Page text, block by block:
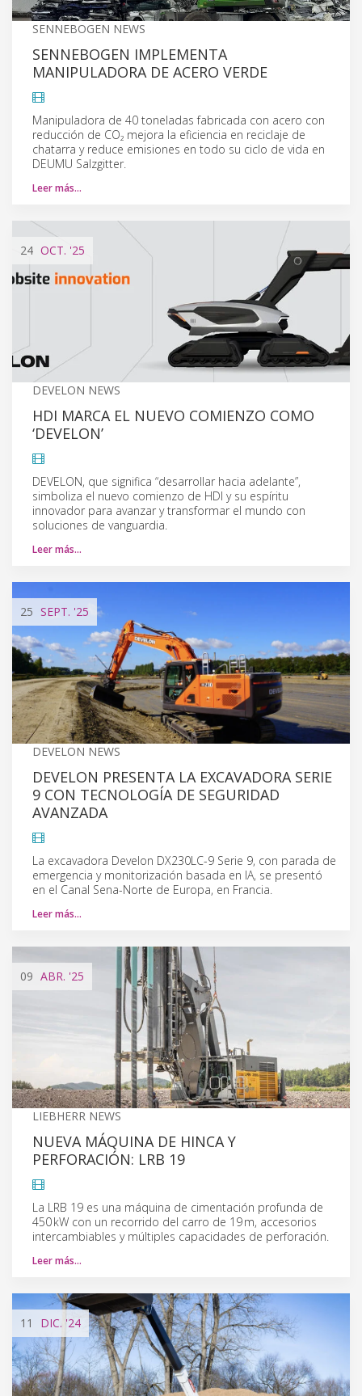
SENNEBOGEN NEWS
SENNEBOGEN IMPLEMENTA
MANIPULADORA DE ACERO VERDE
Manipuladora de 40 toneladas fabricada con acero con
reducción de CO₂ mejora la eficiencia en reciclaje de
chatarra y reduce emisiones en todo su ciclo de vida en
DEUMU Salzgitter.
Leer más…
24 OCT. '25
DEVELON NEWS
HDI MARCA EL NUEVO COMIENZO COMO
‘DEVELON’
DEVELON, que significa “desarrollar hacia adelante”,
simboliza el nuevo comienzo de HDI y su espíritu
innovador para avanzar y transformar el mundo con
soluciones de vanguardia.
Leer más…
25 SEPT. '25
DEVELON NEWS
DEVELON PRESENTA LA EXCAVADORA SERIE
9 CON TECNOLOGÍA DE SEGURIDAD
AVANZADA
La excavadora Develon DX230LC-9 Serie 9, con parada de
emergencia y monitorización basada en IA, se presentó
en el Canal Sena-Norte de Europa, en Francia.
Leer más…
09 ABR. '25
LIEBHERR NEWS
NUEVA MÁQUINA DE HINCA Y
PERFORACIÓN: LRB 19
La LRB 19 es una máquina de cimentación profunda de
450 kW con un recorrido del carro de 19 m, accesorios
intercambiables y múltiples capacidades de perforación.
Leer más…
11 DIC. '24